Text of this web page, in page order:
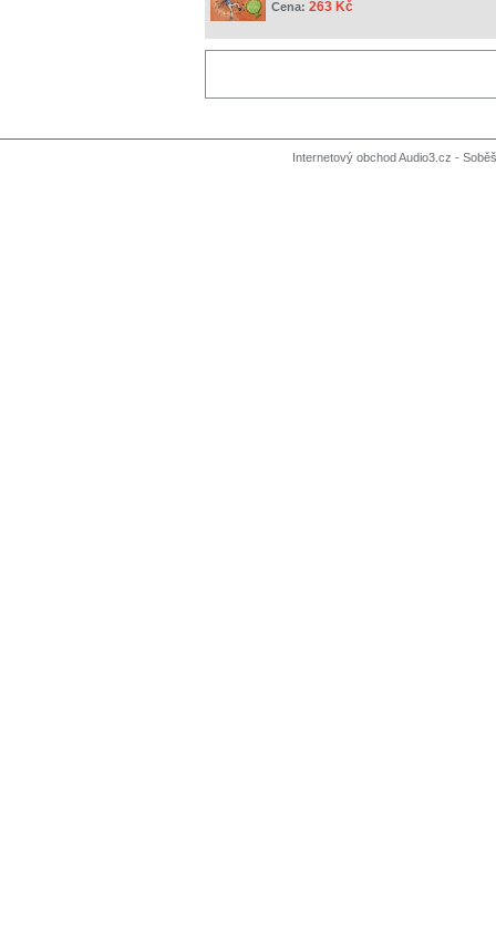
Cena: 263 Kč
Internetový obchod Audio3.cz -